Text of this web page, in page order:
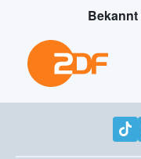
Bekannt